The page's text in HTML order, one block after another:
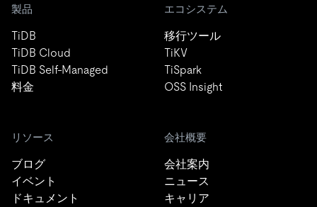
製品
TiDB
TiDB Cloud
TiDB Self-Managed
料金
エコシステム
移行ツール
TiKV
TiSpark
OSS Insight
リソース
ブログ
イベント
ドキュメント
会社概要
会社案内
ニュース
キャリア